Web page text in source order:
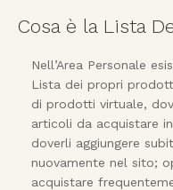
Cosa è la Lista
Nell’Area Personale
Lista dei propri
di prodotti virtuale,
articoli da acquistare
doverli aggiungere
nuovamente nel sito;
acquistare